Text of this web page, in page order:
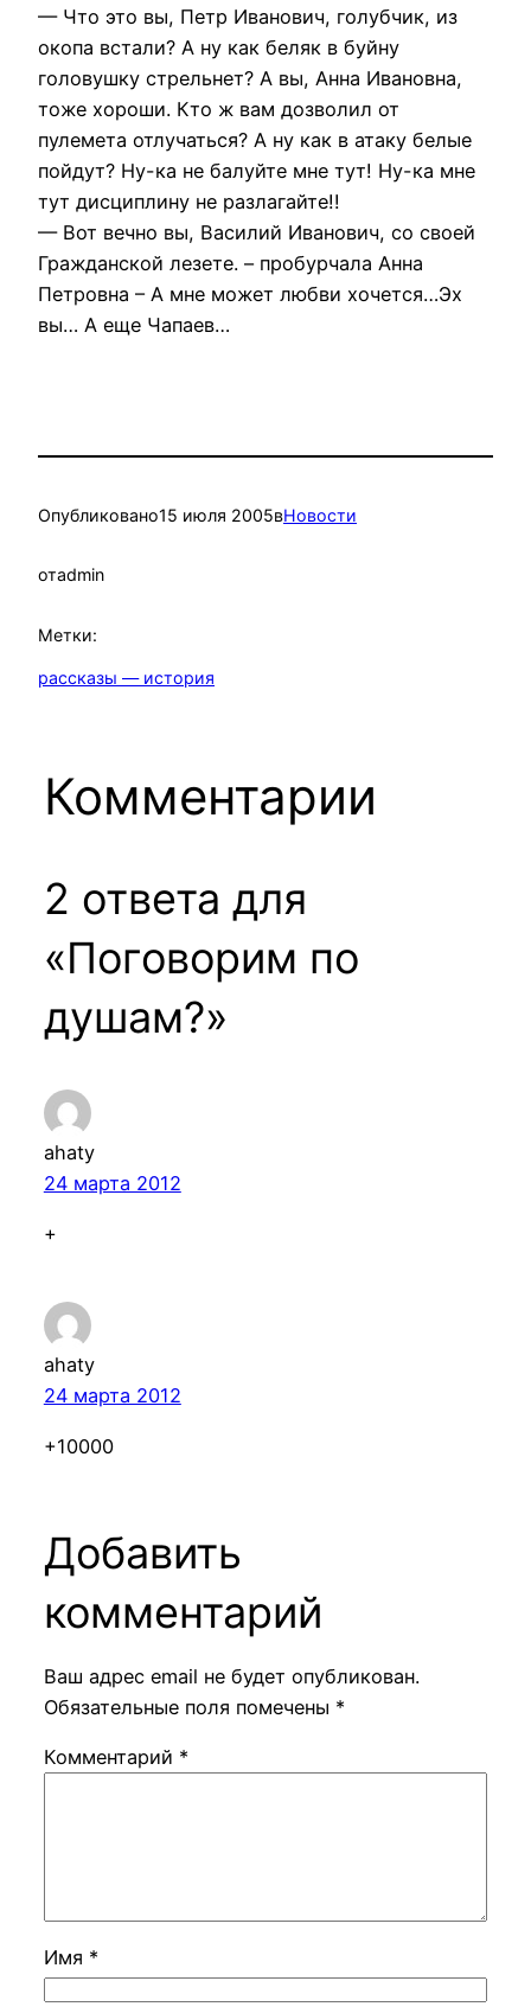
— Что это вы, Петр Иванович, голубчик, из
окопа встали? А ну как беляк в буйну
головушку стрельнет? А вы, Анна Ивановна,
тоже хороши. Кто ж вам дозволил от
пулемета отлучаться? А ну как в атаку белые
пойдут? Ну-ка не балуйте мне тут! Ну-ка мне
тут дисциплину не разлагайте!!
— Вот вечно вы, Василий Иванович, со своей
Гражданской лезете. – пробурчала Анна
Петровна – А мне может любви хочется…Эх
вы… А еще Чапаев…
Опубликовано15 июля 2005вНовости
отadmin
Метки:
рассказы — история
Комментарии
2 ответа для
«Поговорим по
душам?»
ahaty
24 марта 2012
+
ahaty
24 марта 2012
+10000
Добавить
комментарий
Ваш адрес email не будет опубликован.
Обязательные поля помечены *
Комментарий *
Имя *